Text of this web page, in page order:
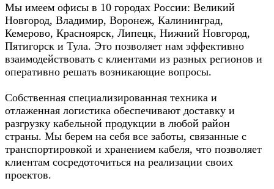
Мы имеем офисы в 10 городах России: Великий
Новгород, Владимир, Воронеж, Калининград,
Кемерово, Красноярск, Липецк, Нижний Новгород,
Пятигорск и Тула. Это позволяет нам эффективно
взаимодействовать с клиентами из разных регионов и
оперативно решать возникающие вопросы.
Собственная специализированная техника и
отлаженная логистика обеспечивают доставку и
разгрузку кабельной продукции в любой район
страны. Мы берем на себя все заботы, связанные с
транспортировкой и хранением кабеля, что позволяет
клиентам сосредоточиться на реализации своих
проектов.